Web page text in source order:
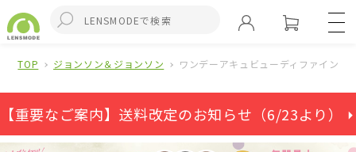
TOP ジョンソン＆ジョンソン ワンデーアキュビューディファインモ
【重要なご案内】送料改定のお知らせ（6/23より） ⏵